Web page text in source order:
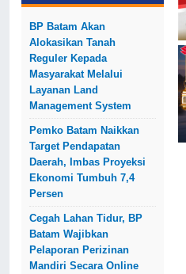
BP Batam Akan
Alokasikan Tanah
Reguler Kepada
Masyarakat Melalui
Layanan Land
Management System
Pemko Batam Naikkan
Target Pendapatan
Daerah, Imbas Proyeksi
Ekonomi Tumbuh 7,4
Persen
Cegah Lahan Tidur, BP
Batam Wajibkan
Pelaporan Perizinan
Mandiri Secara Online